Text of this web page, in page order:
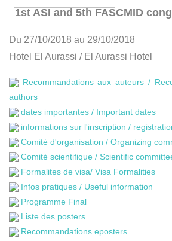
1st ASI and 5th FASCMID
Du 27/10/2018 au 29/10/2018
Hotel El Aurassi / El Aurassi Hotel
Recommandations aux auteurs /
authors
dates importantes / Important dates
informations sur l'inscription /
Comité d'organisation / Organizing
Comité scientifique / Scientific
Formalites de visa/ Visa Formalities
Infos pratiques / Useful information
Programme Final
Liste des posters
Recommandations eposters